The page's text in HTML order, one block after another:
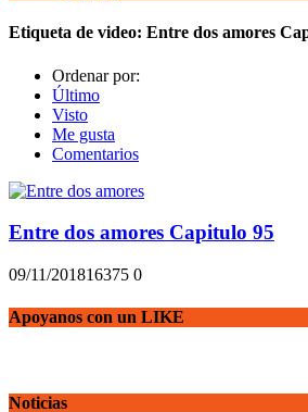
Etiqueta de video: Entre dos amores
Ordenar por:
Último
Visto
Me gusta
Comentarios
Entre dos amores Capitulo 95
09/11/201816375 0
Apoyanos con un LIKE
Noticias